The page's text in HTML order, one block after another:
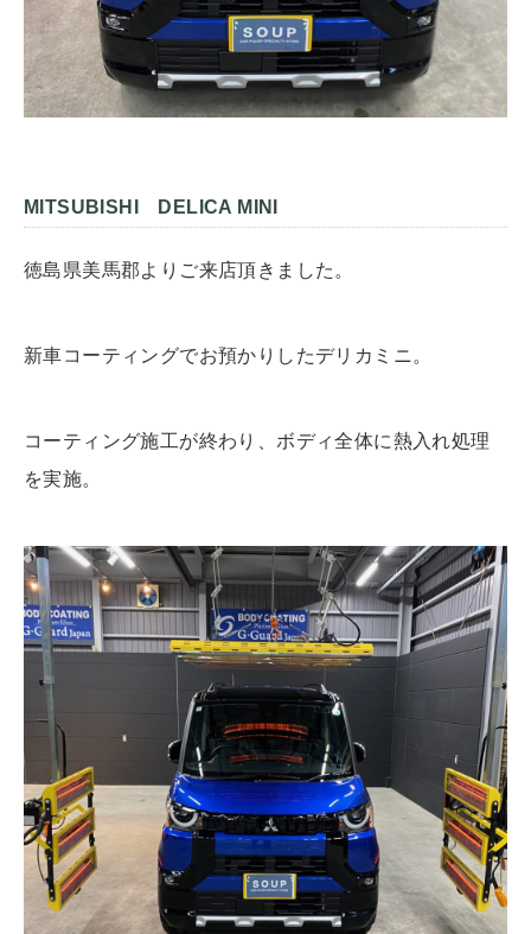
MITSUBISHI DELICA MINI
徳島県美馬郡よりご来店頂きました。
新車コーティングでお預かりしたデリカミニ。
コーティング施工が終わり、ボディ全体に熱入れ処理
を実施。